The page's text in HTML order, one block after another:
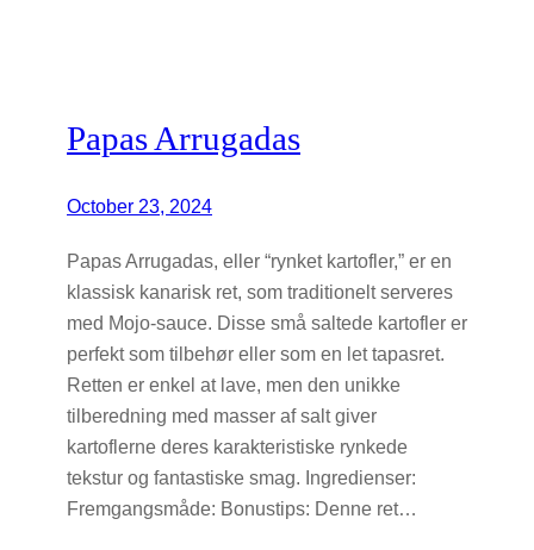
Papas Arrugadas
October 23, 2024
Papas Arrugadas, eller “rynket kartofler,” er en
klassisk kanarisk ret, som traditionelt serveres
med Mojo-sauce. Disse små saltede kartofler er
perfekt som tilbehør eller som en let tapasret.
Retten er enkel at lave, men den unikke
tilberedning med masser af salt giver
kartoflerne deres karakteristiske rynkede
tekstur og fantastiske smag. Ingredienser:
Fremgangsmåde: Bonustips: Denne ret…